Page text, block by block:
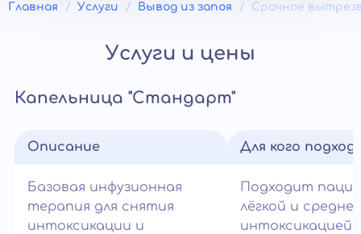
Главная Услуги Вывод из запоя Срочное
Услуги и цены
Капельница "Стандарт"
Описание
Базовая инфузионная
терапия для снятия
интоксикации и
Для кого
Подходит
лёгкой и
интоксикацией